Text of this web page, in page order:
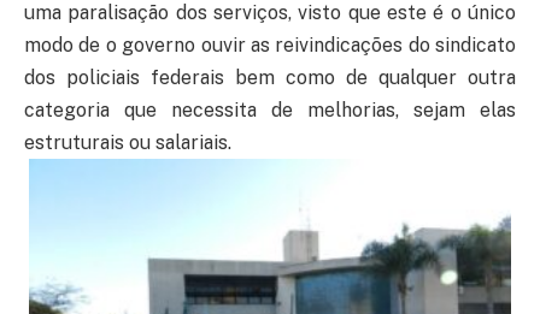
uma paralisação dos serviços, visto que este é o único
modo de o governo ouvir as reivindicações do sindicato
dos policiais federais bem como de qualquer outra
categoria que necessita de melhorias, sejam elas
estruturais ou salariais.